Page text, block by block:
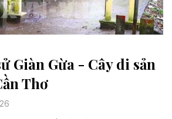
Giàn Gừa - Cây di sản
Thơ